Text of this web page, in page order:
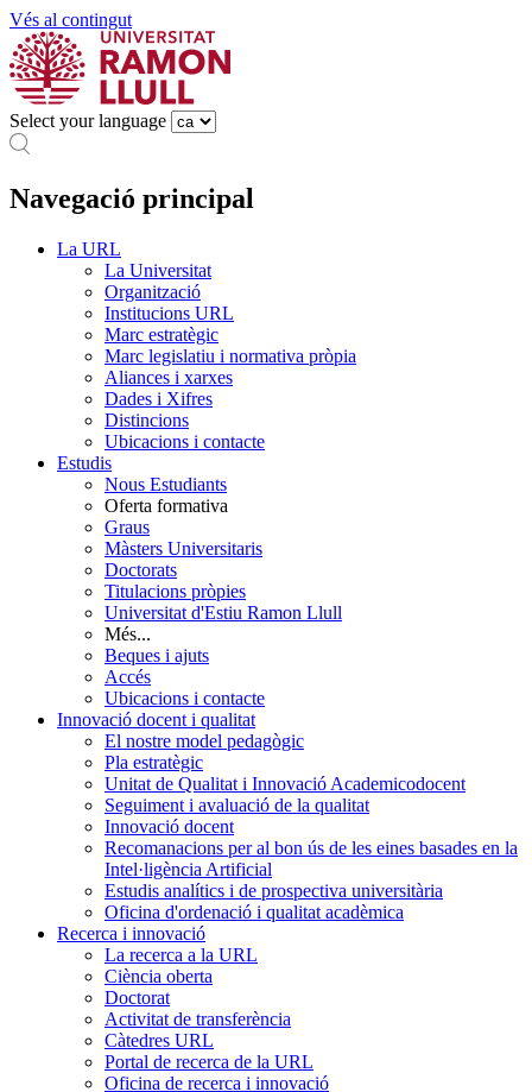
Vés al contingut
Select your language
Navegació principal
La URL
La Universitat
Organització
Institucions URL
Marc estratègic
Marc legislatiu i normativa pròpia
Aliances i xarxes
Dades i Xifres
Distincions
Ubicacions i contacte
Estudis
Nous Estudiants
Oferta formativa
Graus
Màsters Universitaris
Doctorats
Titulacions pròpies
Universitat d'Estiu Ramon Llull
Més...
Beques i ajuts
Accés
Ubicacions i contacte
Innovació docent i qualitat
El nostre model pedagògic
Pla estratègic
Unitat de Qualitat i Innovació Academicodocent
Seguiment i avaluació de la qualitat
Innovació docent
Recomanacions per al bon ús de les eines basades en la
Intel·ligència Artificial
Estudis analítics i de prospectiva universitària
Oficina d'ordenació i qualitat acadèmica
Recerca i innovació
La recerca a la URL
Ciència oberta
Doctorat
Activitat de transferència
Càtedres URL
Portal de recerca de la URL
Oficina de recerca i innovació